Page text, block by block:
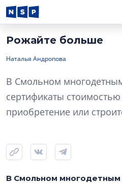
Рожайте больше
Наталья Андропова
В Смольном
сертификаты
приобретение или
В Смольном многодетным